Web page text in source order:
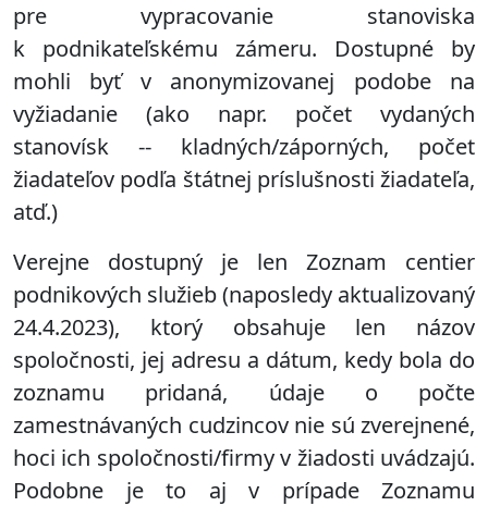
pre vypracovanie stanoviska
k podnikateľskému zámeru. Dostupné by
mohli byť v anonymizovanej podobe na
vyžiadanie (ako napr. počet vydaných
stanovísk -- kladných/záporných, počet
žiadateľov podľa štátnej príslušnosti žiadateľa,
atď.)
Verejne dostupný je len Zoznam centier
podnikových služieb (naposledy aktualizovaný
24.4.2023), ktorý obsahuje len názov
spoločnosti, jej adresu a dátum, kedy bola do
zoznamu pridaná, údaje o počte
zamestnávaných cudzincov nie sú zverejnené,
hoci ich spoločnosti/firmy v žiadosti uvádzajú.
Podobne je to aj v prípade Zoznamu